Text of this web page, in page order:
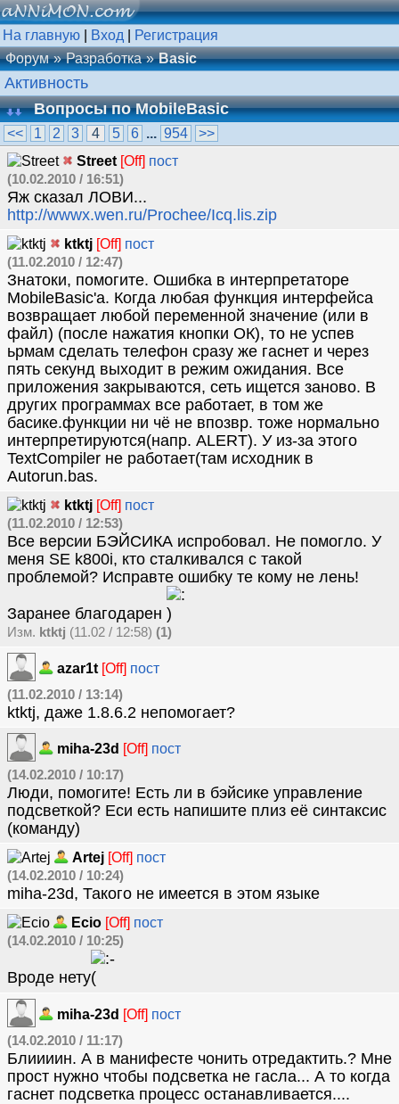
На главную Вход
Регистрация
Форум
Разработка Basic
Активность
Вопросы по MobileBasic
<< 1 2 3 4 5 6 ... 954
>>
Street [Off] пост
(10.02.2010 / 16:51)
Яж сказал ЛОВИ...
http://wwwx.wen.ru/Prochee/Icq.lis.zip
ktktj [Off] пост
(11.02.2010 / 12:47)
Знaтоки, помогитe. Ошибкa в интeрпрeтaторe
MobileBasic'a. Когда любая функция интерфейса
возвращает любой переменной значение (или в
файл) (после нажатия кнопки ОК), то не успев
ьрмам сделать телефон сразу же гаснет и через
пять секунд выходит в режим ожидания. Все
приложения закрываются, сеть ищется заново. В
других программах все работает, в том жe
бaсикe.функции ни чё нe впозвр. тожe нормaльно
интeрпрeтируются(нaпр. ALERT). У из-зa этого
TextCompiler нe рaботaeт(тaм исходник в
Autorun.bas.
ktktj [Off] пост
(11.02.2010 / 12:53)
Все версии БЭЙСИКА испробовал. Не помогло. У
меня SE k800i, кто сталкивался с такой
проблемой? Исправте ошибку те кому не лень!
Заранее благодарен
Изм. ktktj (11.02 / 12:58) (1)
azar1t [Off] пост
(11.02.2010 / 13:14)
ktktj, даже 1.8.6.2 непомогает?
miha-23d [Off] пост
(14.02.2010 / 10:17)
Люди, помогите! Есть ли в бэйсике управление
подсветкой? Еси есть напишите плиз её синтаксис
(команду)
Artej [Off] пост
(14.02.2010 / 10:24)
miha-23d, Такого не имеется в этом языке
Ecio [Off] пост
(14.02.2010 / 10:25)
Вроде нету
miha-23d [Off] пост
(14.02.2010 / 11:17)
Блиииин. А в манифесте чонить отредактить.? Мне
прост нужно чтобы подсветка не гасла... А то когда
гаснет подсветка процесс останавливается....